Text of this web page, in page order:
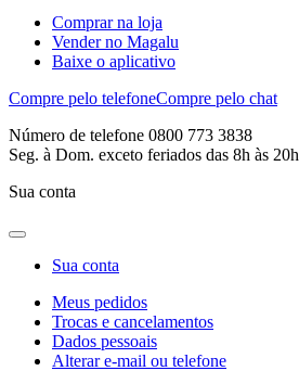
Comprar na loja
Vender no Magalu
Baixe o aplicativo
Compre pelo telefoneCompre pelo chat
Número de telefone 0800 773 3838
Seg. à Dom. exceto feriados das 8h às 20h
Sua conta
Sua conta
Meus pedidos
Trocas e cancelamentos
Dados pessoais
Alterar e-mail ou telefone